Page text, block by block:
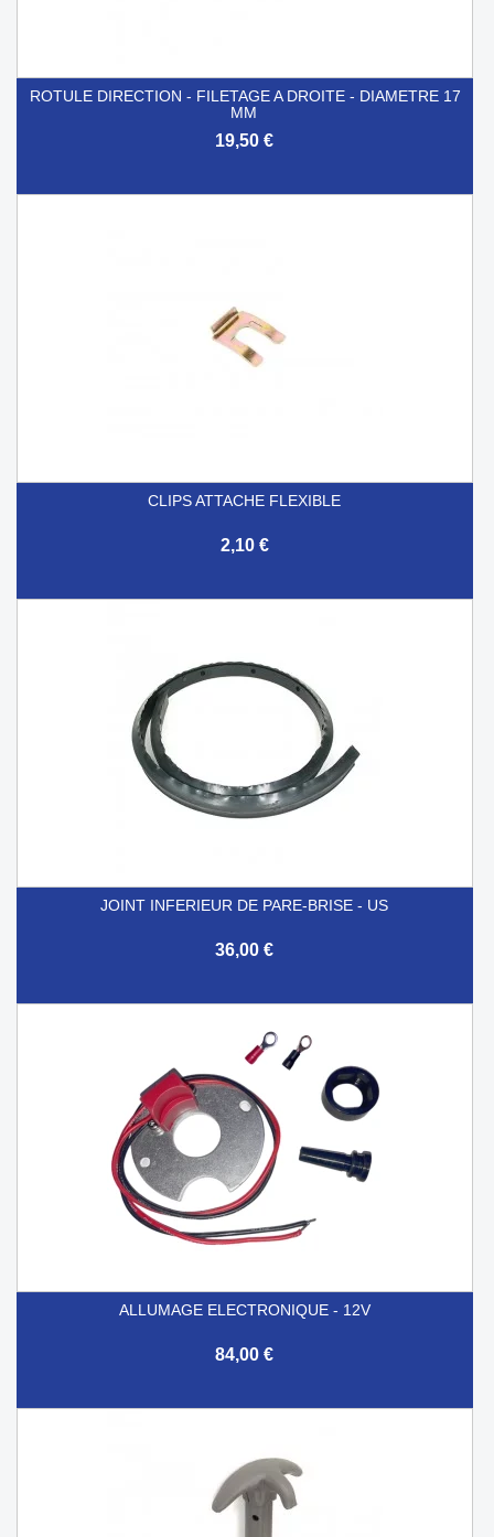
ROTULE DIRECTION - FILETAGE A DROITE - DIAMETRE 17
MM
19,50 €
CLIPS ATTACHE FLEXIBLE
2,10 €
JOINT INFERIEUR DE PARE-BRISE - US
36,00 €
ALLUMAGE ELECTRONIQUE - 12V
84,00 €